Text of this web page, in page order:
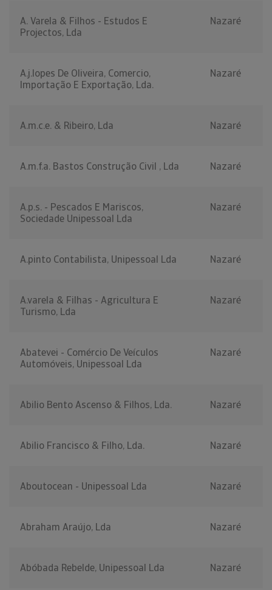
A. Varela & Filhos - Estudos E
Projectos, Lda
Nazaré
A.j.lopes De Oliveira, Comercio,
Importação E Exportação, Lda.
Nazaré
A.m.c.e. & Ribeiro, Lda Nazaré
A.m.f.a. Bastos Construção Civil , Lda Nazaré
A.p.s. - Pescados E Mariscos,
Sociedade Unipessoal Lda
Nazaré
A.pinto Contabilista, Unipessoal Lda Nazaré
A.varela & Filhas - Agricultura E
Turismo, Lda
Nazaré
Abatevei - Comércio De Veículos
Automóveis, Unipessoal Lda
Nazaré
Abilio Bento Ascenso & Filhos, Lda. Nazaré
Abilio Francisco & Filho, Lda. Nazaré
Aboutocean - Unipessoal Lda Nazaré
Abraham Araújo, Lda Nazaré
Abóbada Rebelde, Unipessoal Lda Nazaré